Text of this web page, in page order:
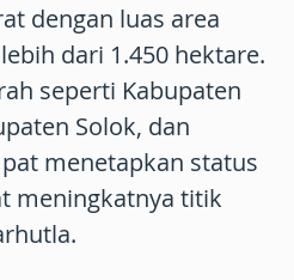
dengan luas area
dari 1.450 hektare.
seperti Kabupaten
Solok, dan
menetapkan status
meningkatnya titik